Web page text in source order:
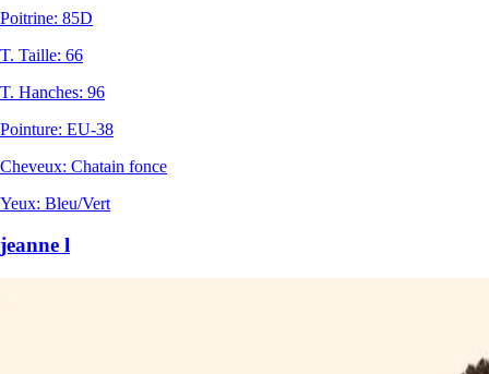
Poitrine: 85D
T. Taille: 66
T. Hanches: 96
Pointure: EU-38
Cheveux: Chatain fonce
Yeux: Bleu/Vert
jeanne l